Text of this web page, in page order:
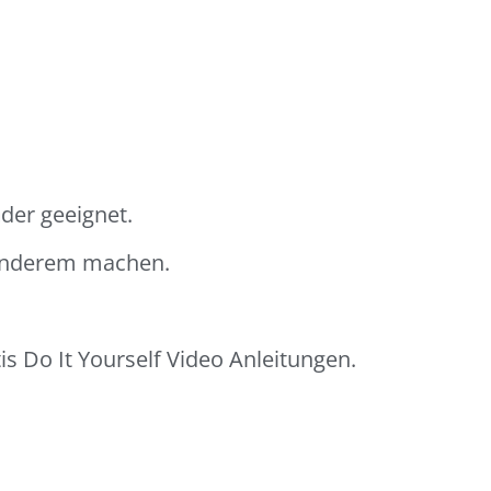
geeignet.
machen.
Do It Yourself Video Anleitungen.